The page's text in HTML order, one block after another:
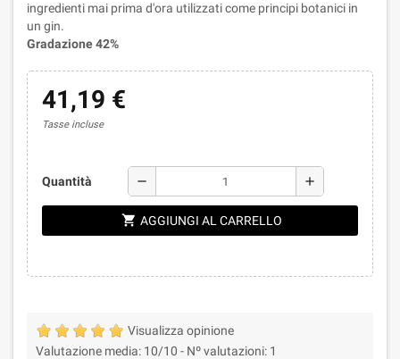
ingredienti mai prima d'ora utilizzati come principi botanici in
un gin.
Gradazione 42%
41,19 €
Tasse incluse
Quantità remove add
shopping_cart AGGIUNGI AL CARRELLO
Visualizza opinione
Valutazione media: 10/10 - Nº valutazioni: 1